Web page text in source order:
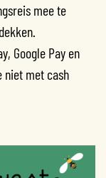
mee te
Google Pay en
niet met cash